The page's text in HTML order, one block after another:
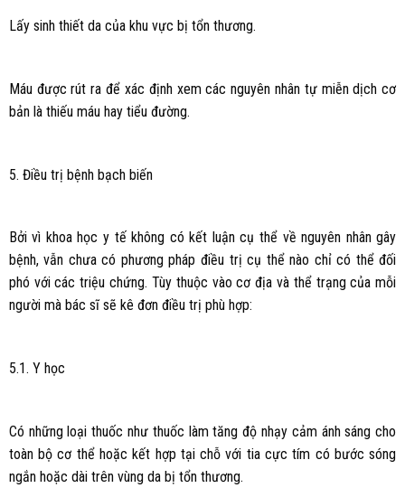
Lấy sinh thiết da của khu vực bị tổn thương.
Máu được rút ra để xác định xem các nguyên nhân tự miễn dịch cơ
bản là thiếu máu hay tiểu đường.
5. Điều trị bệnh bạch biến
Bởi vì khoa học y tế không có kết luận cụ thể về nguyên nhân gây
bệnh, vẫn chưa có phương pháp điều trị cụ thể nào chỉ có thể đối
phó với các triệu chứng. Tùy thuộc vào cơ địa và thể trạng của mỗi
người mà bác sĩ sẽ kê đơn điều trị phù hợp:
5.1. Y học
Có những loại thuốc như thuốc làm tăng độ nhạy cảm ánh sáng cho
toàn bộ cơ thể hoặc kết hợp tại chỗ với tia cực tím có bước sóng
ngắn hoặc dài trên vùng da bị tổn thương.